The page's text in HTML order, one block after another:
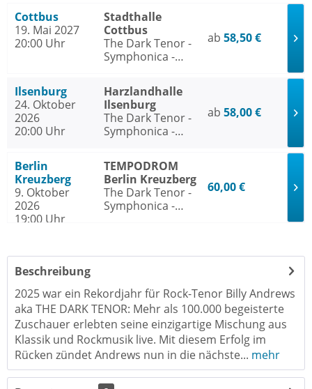
Klassik 2026
Cottbus
19. Mai 2027
20:00 Uhr
Stadthalle
Cottbus
The Dark Tenor -
Symphonica -
Klassik 2026
ab 58,50 €
Ilsenburg
24. Oktober
2026
20:00 Uhr
Harzlandhalle
Ilsenburg
The Dark Tenor -
Symphonica -
ab 58,00 €
Berlin
Kreuzberg
9. Oktober
2026
19:00 Uhr
TEMPODROM
Berlin Kreuzberg
The Dark Tenor -
Symphonica -
60,00 €
Beschreibung
2025 war ein Rekordjahr für Rock-Tenor Billy Andrews
aka THE DARK TENOR: Mehr als 100.000 begeisterte
Zuschauer erlebten seine einzigartige Mischung aus
Klassik und Rockmusik live. Mit diesem Erfolg im
Rücken zündet Andrews nun in die nächste... mehr